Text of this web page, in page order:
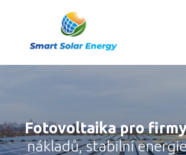
Fotovoltaika pro
nákladů, stabilní